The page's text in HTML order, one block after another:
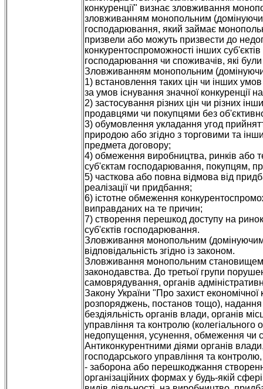
конкуренції" визнає зловживання
зловживанням монопольним
господарювання, який займає
призвели або можуть призвести до
конкурентоспроможності інших
господарювання чи споживачів, які
Зловживанням монопольним
1) встановлення таких цін чи інших
за умов існування значної конкуренції
2) застосування різних цін чи різних
продавцями чи покупцями без
3) обумовлення укладання угод
природою або згідно з торговими та
предмета договору;
4) обмеження виробництва, ринків або
суб'єктам господарювання, покупцям,
5) часткова або повна відмова від
реалізації чи придбання;
6) істотне обмеження
виправданих на те причин;
7) створення перешкод доступу на
суб'єктів господарювання.
Зловживання монопольним
відповідальність згідно із законом.
Зловживання монопольним становищем
законодавства. До третьої групи
самоврядування, органів
Закону України "Про захист економічної
розпоряджень, постанов тощо), надання
бездіяльність органів влади, органів
управління та контролю
недопущення, усунення, обмеження чи
Антиконкурентними діями органів
господарського управління та
- заборона або перешкоджання
організаційних формах у будь-якій